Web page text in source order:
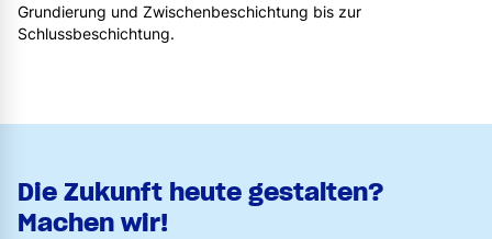
Grundierung und Zwischenbeschichtung bis zur
Schlussbeschichtung.
Die Zukunft heute gestalten?
Machen wir!